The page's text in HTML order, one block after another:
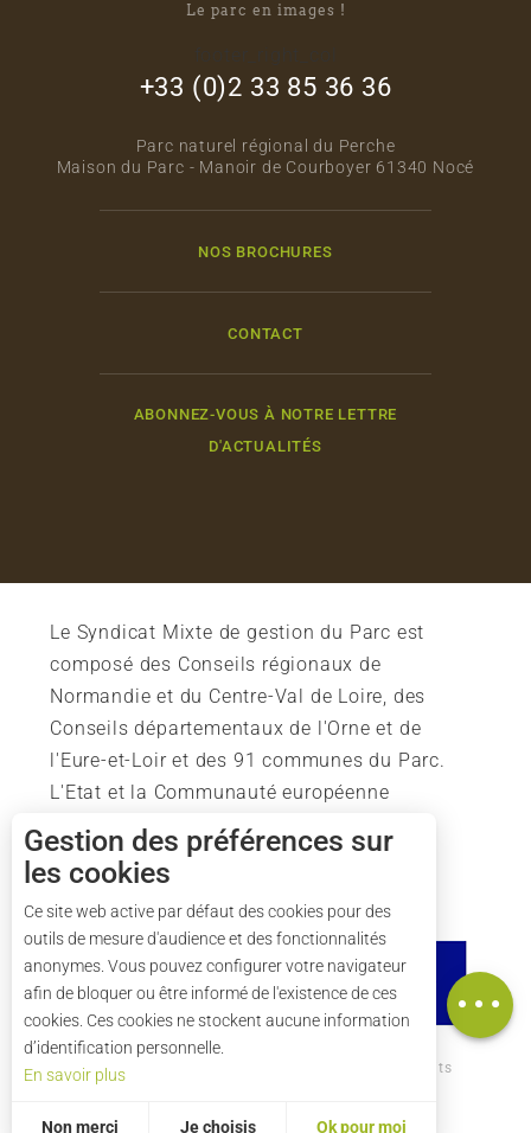
Horaires
Carte
Le parc en images !
+33 (0)2 33 85 36 36
Parc naturel régional du Perche
Maison du Parc - Manoir de Courboyer 61340 Nocé
NOS BROCHURES
CONTACT
ABONNEZ-VOUS À NOTRE LETTRE
D'ACTUALITÉS
Le Syndicat Mixte de gestion du Parc est
composé des Conseils régionaux de
Normandie et du Centre-Val de Loire, des
Conseils départementaux de l'Orne et de
l'Eure-et-Loir et des 91 communes du Parc.
L'Etat et la Communauté européenne
soutiennent également l'action du Parc.
Comment venir ? Crédits
Gestion des préférences sur
les cookies
Ce site web active par défaut des cookies pour des
outils de mesure d'audience et des fonctionnalités
anonymes. Vous pouvez configurer votre navigateur
afin de bloquer ou être informé de l'existence de ces
cookies. Ces cookies ne stockent aucune information
d’identification personnelle.
En savoir plus
Non merci Je choisis Ok pour moi